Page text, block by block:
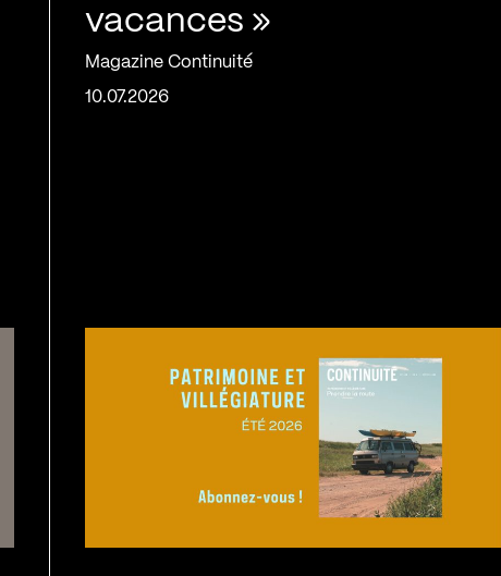
vacances »
Magazine Continuité
10.07.2026